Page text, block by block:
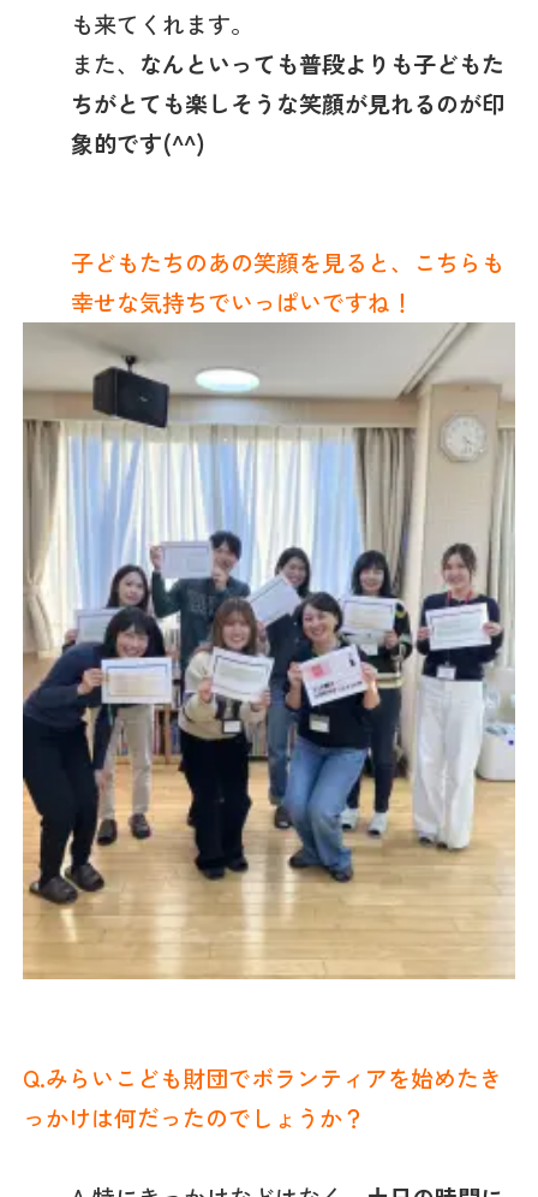
も来てくれます。
また、 なんといっても普段よりも子どもた
ちがとても楽しそうな笑顔が見れるのが印
象的です(^^)
子どもたちのあの笑顔を見ると、こちらも
幸せな気持ちでいっぱいですね！
Q.みらいこども財団でボランティアを始めたき
っかけは何だったのでしょうか？